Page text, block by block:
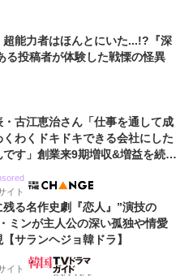
超能力者はほんとにいた...!?『深
る投稿者が体験した戦慄の怪異
・古江恵治さん「仕事を通して成
わくドキドキできる会社にした
です」創業来9期増収&増益を続け
イト
る名作史劇『恋人』”演技の
ミンが主人公の深い孤独や情愛
サランヘジョ韓ドラ】
イト